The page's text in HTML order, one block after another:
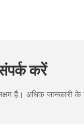
करें
हैं। अधिक जानकारी